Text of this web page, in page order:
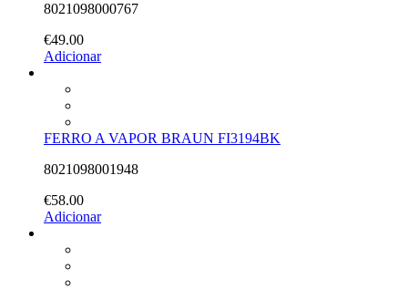
8021098000767
€49.00
Adicionar
FERRO A VAPOR BRAUN FI3194BK
8021098001948
€58.00
Adicionar